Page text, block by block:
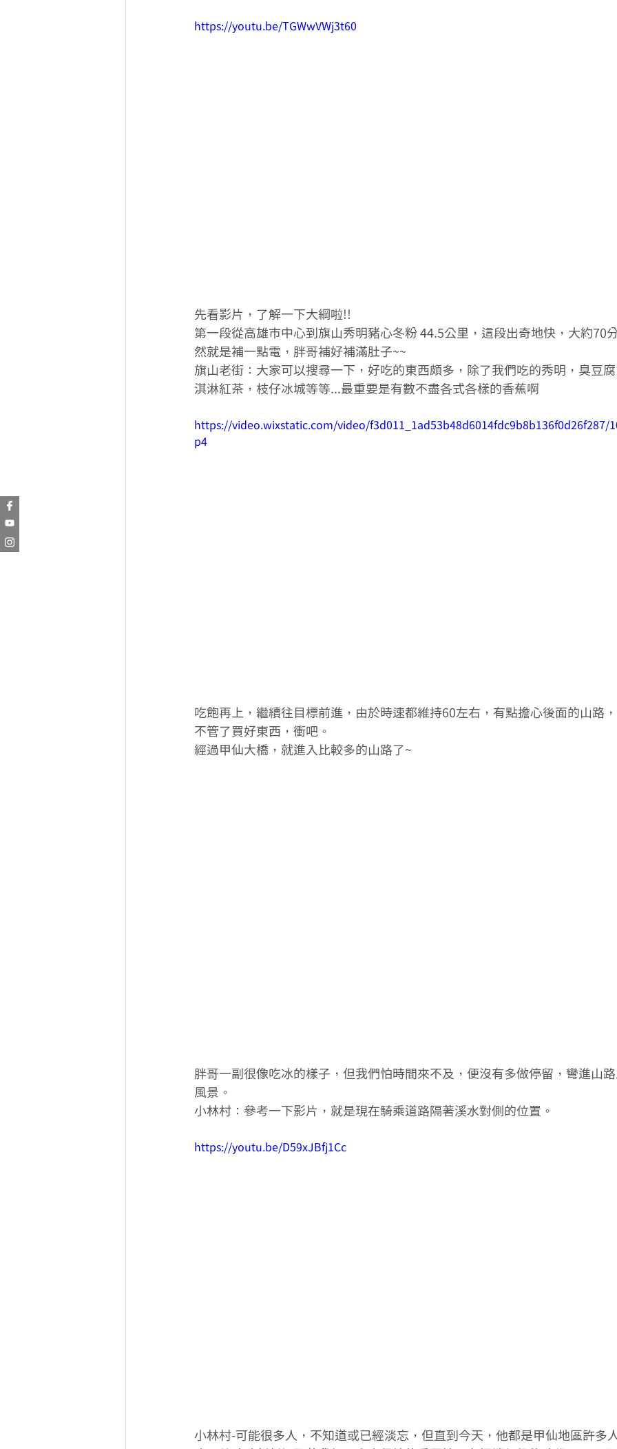
https://youtu.be/TGWwVWj3t60
先看影片，了解一下大綱啦!!
第一段從高雄市中心到旗山秀明豬心冬粉 44.5公里，這段出奇地快，大約70
然就是補一點電，胖哥補好補滿肚子~~
旗山老街：大家可以搜尋一下，好吃的東西頗多，除了我們吃的秀明，臭豆
淇淋紅茶，枝仔冰城等等...最重要是有數不盡各式各樣的香蕉啊
https://video.wixstatic.com/video/f3d011_1ad53b48d6014fdc9b8b136f0d26f287/
p4
吃飽再上，繼續往目標前進，由於時速都維持60左右，有點擔心後面的山路
不管了買好東西，衝吧。
經過甲仙大橋，就進入比較多的山路了~
胖哥一副很像吃冰的樣子，但我們怕時間來不及，便沒有多做停留，彎進山
風景。
小林村：參考一下影片，就是現在騎乘道路隔著溪水對側的位置。
https://youtu.be/D59xJBfj1Cc
小林村-可能很多人，不知道或已經淡忘，但直到今天，他都是甲仙地區許多